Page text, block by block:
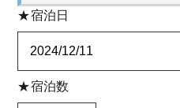
★宿泊日
★宿泊数